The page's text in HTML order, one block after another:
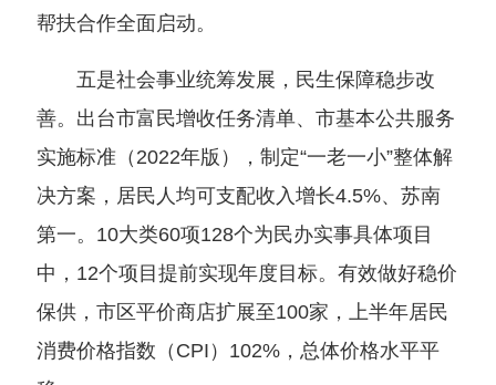
帮扶合作全面启动。
五是社会事业统筹发展，民生保障稳步改
善。出台市富民增收任务清单、市基本公共服务
实施标准（2022年版），制定“一老一小”整体解
决方案，居民人均可支配收入增长4.5%、苏南
第一。10大类60项128个为民办实事具体项目
中，12个项目提前实现年度目标。有效做好稳价
保供，市区平价商店扩展至100家，上半年居民
消费价格指数（CPI）102%，总体价格水平平